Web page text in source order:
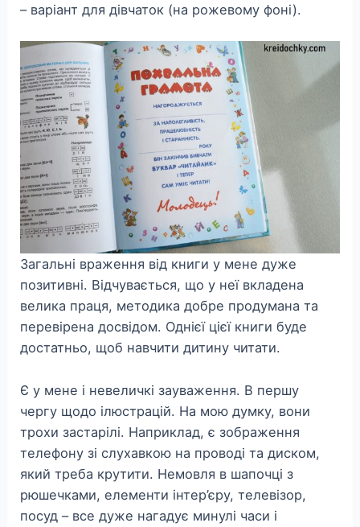
– варіант для дівчаток (на рожевому фоні).
Загальні враження від книги у мене дуже
позитивні. Відчувається, що у неї вкладена
велика праця, методика добре продумана та
перевірена досвідом. Однієї цієї книги буде
достатньо, щоб навчити дитину читати.
Є у мене і невеличкі зауваження. В першу
чергу щодо ілюстрацій. На мою думку, вони
трохи застарілі. Наприклад, є зображення
телефону зі слухавкою на проводі та диском,
який треба крутити. Немовля в шапочці з
рюшечками, елементи інтер’єру, телевізор,
посуд – все дуже нагадує минулі часи і